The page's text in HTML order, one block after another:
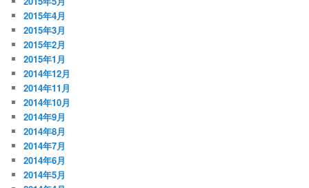
2015年4月
2015年3月
2015年2月
2015年1月
2014年12月
2014年11月
2014年10月
2014年9月
2014年8月
2014年7月
2014年6月
2014年5月